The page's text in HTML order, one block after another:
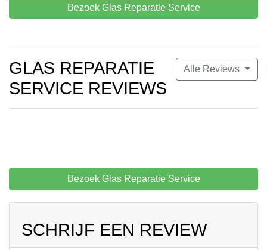
Bezoek Glas Reparatie Service
Alle Reviews
GLAS REPARATIE
SERVICE REVIEWS
Bezoek Glas Reparatie Service
SCHRIJF EEN REVIEW